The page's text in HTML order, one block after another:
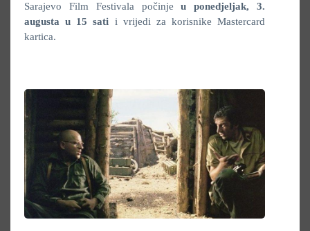
Sarajevo Film Festivala počinjeu ponedjeljak, 3.
augusta u 15 sati i vrijedi za korisnike Mastercard
kartica.